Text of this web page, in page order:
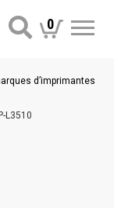
0
d’imprimantes
L3510